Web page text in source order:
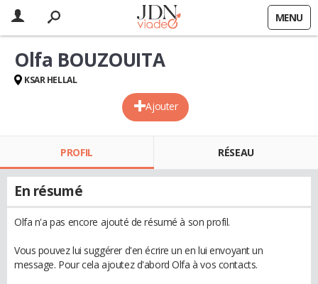
MENU
Ajouter
Olfa BOUZOUITA
KSAR HELLAL
PROFIL RÉSEAU
En résumé
Olfa n'a pas encore ajouté de résumé à son profil.
Vous pouvez lui suggérer d'en écrire un en lui envoyant un
message. Pour cela ajoutez d'abord Olfa à vos contacts.